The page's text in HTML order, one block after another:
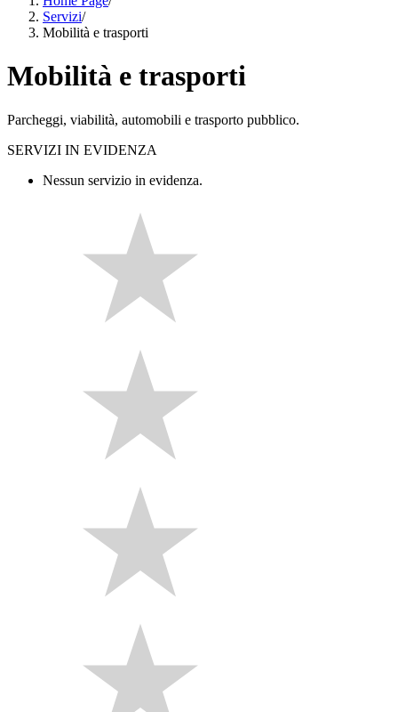
Servizi/
Mobilità e trasporti
Mobilità e trasporti
Parcheggi, viabilità, automobili e trasporto pubblico.
SERVIZI IN EVIDENZA
Nessun servizio in evidenza.